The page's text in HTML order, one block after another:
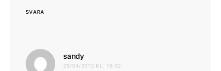
SVARA
sandy
29/04/2013 KL. 16:52